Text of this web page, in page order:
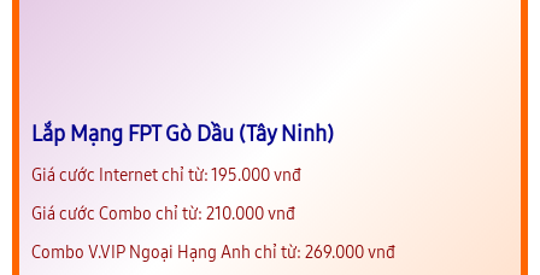
Lắp Mạng FPT Gò Dầu (Tây Ninh)
Giá cước Internet chỉ từ: 195.000 vnđ
Giá cước Combo chỉ từ: 210.000 vnđ
Combo V.VIP Ngoại Hạng Anh chỉ từ: 269.000 vnđ